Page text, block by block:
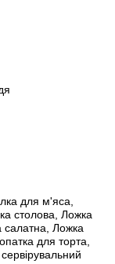
для м'яса,
столова, Ложка
салатна, Ложка
для торта,